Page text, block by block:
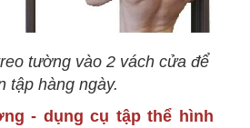
tường vào 2 vách cửa để
tập hàng ngày.
- dụng cụ tập thể hình